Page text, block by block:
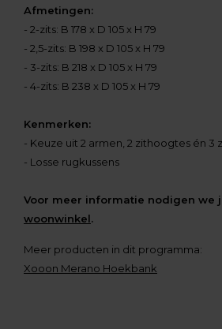
Afmetingen:
- 2-zits: B 178 x D 105 x H 79
- 2,5-zits: B 198 x D 105 x H 79
- 3-zits: B 218 x D 105 x H 79
- 4-zits: B 238 x D 105 x H 79
Kenmerken:
- Keuze uit 2 armen, 2 zithoogtes én 3
- Losse rugkussens
Voor meer informatie nodigen we
woonwinkel.
Meer producten in dit programma:
Xooon Merano Hoekbank